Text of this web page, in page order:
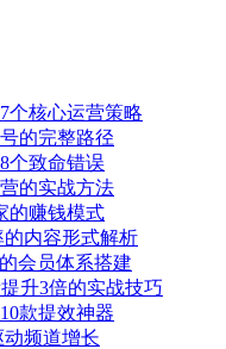
个核心运营策略
的完整路径
个致命错误
的实战方法
的赚钱模式
的内容形式解析
会员体系搭建
升3倍的实战技巧
款提效神器
动频道增长